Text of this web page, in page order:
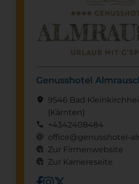
Genusshotel
location_on 9546 Bad
(Kärnten)
call +4342408484
alternate_email office@genusshotel-
captive_portal Zur Firmenwebsite
captive_portal Zur Karriereseite